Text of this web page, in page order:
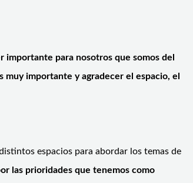
importante para nosotros que somos del
importante y agradecer el espacio, el
espacios para abordar los temas de
las prioridades que tenemos como